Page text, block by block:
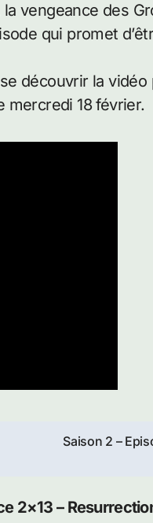
vengeance des
qui promet
découvrir la
mercredi 18 février.
Saison 2 –
2×13 –